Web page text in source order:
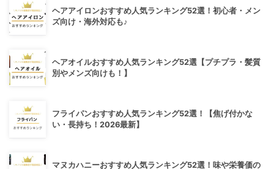
ヘアアイロンおすすめ人気ランキング52選！初心者・メン
ズ向け・海外対応も♪
ヘアオイルおすすめ人気ランキング52選【プチプラ・髪質
別やメンズ向けも！】
フライパンおすすめ人気ランキング52選！【焦げ付かな
い・長持ち！2026最新】
マヌカハニーおすすめ人気ランキング52選！味や栄養価の